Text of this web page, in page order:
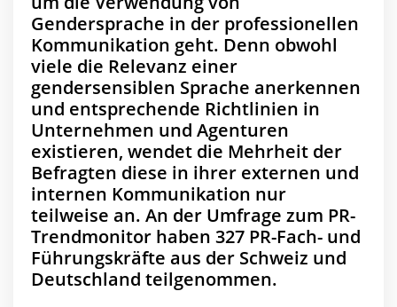
Gendersprache in der professionellen
Kommunikation geht. Denn obwohl
viele die Relevanz einer
gendersensiblen Sprache anerkennen
und entsprechende Richtlinien in
Unternehmen und Agenturen
existieren, wendet die Mehrheit der
Befragten diese in ihrer externen und
internen Kommunikation nur
teilweise an. An der Umfrage zum PR-
Trendmonitor haben 327 PR-Fach- und
Führungskräfte aus der Schweiz und
Deutschland teilgenommen.